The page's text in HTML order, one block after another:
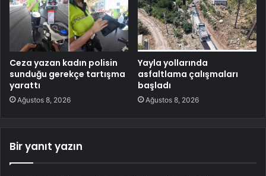
Ceza yazan kadın polisin
sunduğu gerekçe tartışma
yarattı
Ağustos 8, 2026
Yayla yollarında
asfaltlama çalışmaları
başladı
Ağustos 8, 2026
Bir yanıt yazın